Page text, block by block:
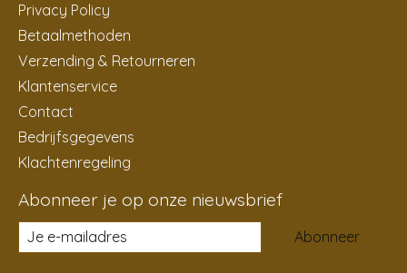
Privacy Policy
Betaalmethoden
Verzending & Retourneren
Klantenservice
Contact
Bedrijfsgegevens
Klachtenregeling
Abonneer je op onze nieuwsbrief
Abonneer